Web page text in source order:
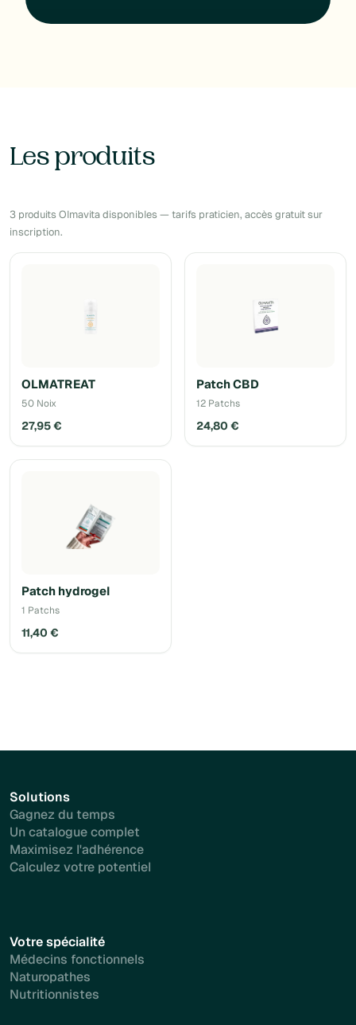
Les produits
3 produits Olmavita disponibles — tarifs praticien, accès gratuit sur
inscription.
OLMATREAT
50 Noix
27,95 €
Patch CBD
12 Patchs
24,80 €
Patch hydrogel
1 Patchs
11,40 €
Solutions
Gagnez du temps
Un catalogue complet
Maximisez l'adhérence
Calculez votre potentiel
Votre spécialité
Médecins fonctionnels
Naturopathes
Nutritionnistes